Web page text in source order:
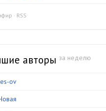
· RSS
авторы за неделю
ov